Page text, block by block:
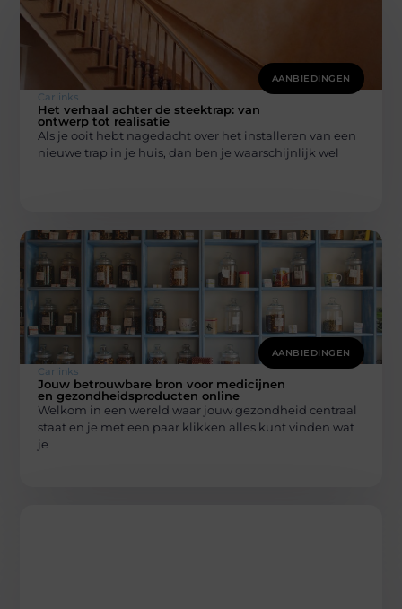
AANBIEDINGEN
Carlinks
Het verhaal achter de steektrap: van
ontwerp tot realisatie
Als je ooit hebt nagedacht over het installeren van een
nieuwe trap in je huis, dan ben je waarschijnlijk wel
AANBIEDINGEN
Carlinks
Jouw betrouwbare bron voor medicijnen
en gezondheidsproducten online
Welkom in een wereld waar jouw gezondheid centraal
staat en je met een paar klikken alles kunt vinden wat
je